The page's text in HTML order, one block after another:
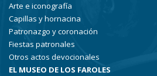
Arte e iconografía
Capillas y hornacina
Patronazgo y coronación
Fiestas patronales
Otros actos devocionales
EL MUSEO DE LOS FAROLES